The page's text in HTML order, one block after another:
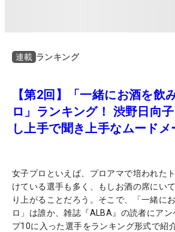
連載 ランキング
【第2回】「一緒にお酒を飲
ロ」ランキング！ 渋野日向
し上手で聞き上手なムードメ
女子プロといえば、プロアマで培われた
けている選手も多く、もしお酒の席にい
り上がることだろう。そこで、「一緒に
ロ」は誰か、雑誌『ALBA』の読者にア
プ10に入った選手をランキング形式で紹介